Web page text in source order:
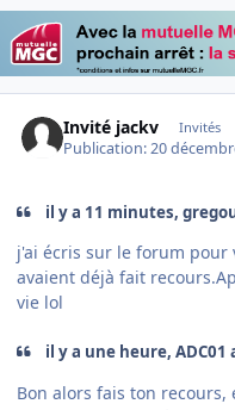
Invité jackv Invités
Publication:20
il y a 11 minutes,
j'ai écris sur le forum pour
avaient déjà fait
vie lol
il y a une heure, ADC01
Bon alors fais ton